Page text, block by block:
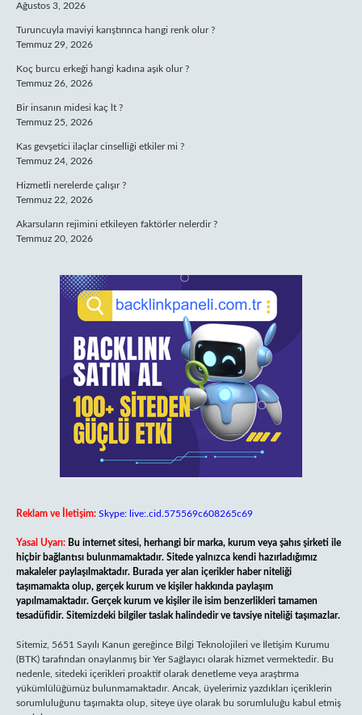
Ağustos 3, 2026
Turuncuyla maviyi karıştırınca hangi renk olur ?
Temmuz 29, 2026
Koç burcu erkeği hangi kadına aşık olur ?
Temmuz 26, 2026
Bir insanın midesi kaç lt ?
Temmuz 25, 2026
Kas gevşetici ilaçlar cinselliği etkiler mi ?
Temmuz 24, 2026
Hizmetli nerelerde çalışır ?
Temmuz 22, 2026
Akarsuların rejimini etkileyen faktörler nelerdir ?
Temmuz 20, 2026
Reklam ve İletişim: Skype: live:.cid.575569c608265c69
Yasal Uyarı: Bu internet sitesi, herhangi bir marka, kurum veya şahıs şirketi ile
hiçbir bağlantısı bulunmamaktadır. Sitede yalnızca kendi hazırladığımız
makaleler paylaşılmaktadır. Burada yer alan içerikler haber niteliği
taşımamakta olup, gerçek kurum ve kişiler hakkında paylaşım
yapılmamaktadır. Gerçek kurum ve kişiler ile isim benzerlikleri tamamen
tesadüfidir. Sitemizdeki bilgiler taslak halindedir ve tavsiye niteliği taşımazlar.
Sitemiz, 5651 Sayılı Kanun gereğince Bilgi Teknolojileri ve İletişim Kurumu
(BTK) tarafından onaylanmış bir Yer Sağlayıcı olarak hizmet vermektedir. Bu
nedenle, sitedeki içerikleri proaktif olarak denetleme veya araştırma
yükümlülüğümüz bulunmamaktadır. Ancak, üyelerimiz yazdıkları içeriklerin
sorumluluğunu taşımakta olup, siteye üye olarak bu sorumluluğu kabul etmiş